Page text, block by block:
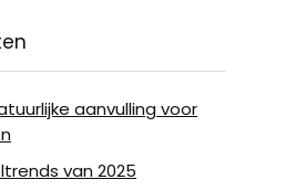
aanvulling voor
van 2025